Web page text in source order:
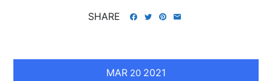
SHARE
MAR 20 2021